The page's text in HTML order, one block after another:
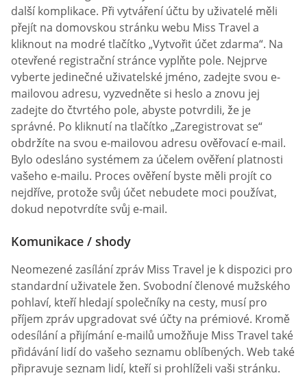
další komplikace. Při vytváření účtu by uživatelé měli
přejít na domovskou stránku webu Miss Travel a
kliknout na modré tlačítko „Vytvořit účet zdarma“. Na
otevřené registrační stránce vyplňte pole. Nejprve
vyberte jedinečné uživatelské jméno, zadejte svou e-
mailovou adresu, vyzvedněte si heslo a znovu jej
zadejte do čtvrtého pole, abyste potvrdili, že je
správné. Po kliknutí na tlačítko „Zaregistrovat se“
obdržíte na svou e-mailovou adresu ověřovací e-mail.
Bylo odesláno systémem za účelem ověření platnosti
vašeho e-mailu. Proces ověření byste měli projít co
nejdříve, protože svůj účet nebudete moci používat,
dokud nepotvrdíte svůj e-mail.
Komunikace / shody
Neomezené zasílání zpráv Miss Travel je k dispozici pro
standardní uživatele žen. Svobodní členové mužského
pohlaví, kteří hledají společníky na cesty, musí pro
příjem zpráv upgradovat své účty na prémiové. Kromě
odesílání a přijímání e-mailů umožňuje Miss Travel také
přidávání lidí do vašeho seznamu oblíbených. Web také
připravuje seznam lidí, kteří si prohlíželi vaši stránku.